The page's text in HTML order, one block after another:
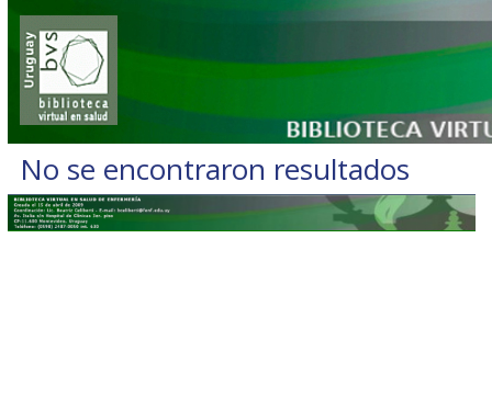
No se encontraron resultados